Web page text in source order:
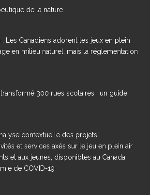
de la nature
Les Canadiens adorent les jeux en plein
en milieu naturel, mais la réglementation
300 rues scolaires : un guide
contextuelle des projets,
et services axés sur le jeu en plein air
et aux jeunes, disponibles au Canada
de COVID-19